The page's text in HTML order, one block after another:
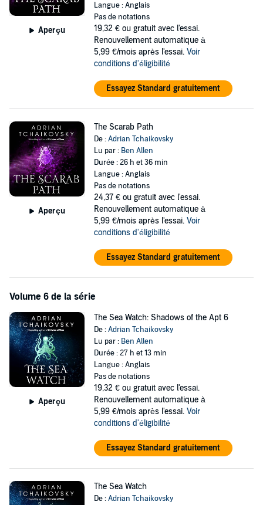
Aperçu
Langue : Anglais
Pas de notations
19,32 € ou gratuit avec l'essai.
Renouvellement automatique à
5,99 €/mois après l'essai. Voir
conditions d'éligibilité
Essayez Standard gratuitement
Aperçu
The Scarab Path
De :Adrian Tchaikovsky
Lu par : Ben Allen
Durée : 26 h et 36 min
Langue : Anglais
Pas de notations
24,37 € ou gratuit avec l'essai.
Renouvellement automatique à
5,99 €/mois après l'essai. Voir
conditions d'éligibilité
Essayez Standard gratuitement
Volume 6 de la série
Aperçu
The Sea Watch: Shadows of the Apt 6
De :Adrian Tchaikovsky
Lu par : Ben Allen
Durée : 27 h et 13 min
Langue : Anglais
Pas de notations
19,32 € ou gratuit avec l'essai.
Renouvellement automatique à
5,99 €/mois après l'essai. Voir
conditions d'éligibilité
Essayez Standard gratuitement
The Sea Watch
De :Adrian Tchaikovsky